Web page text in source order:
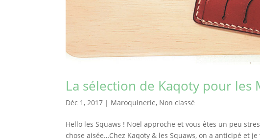
La sélection de Kaqoty pour les
Déc 1, 2017 | Maroquinerie, Non classé
Hello les Squaws ! Noël approche et vous êtes un peu
chose aisée…Chez Kaqoty & les Squaws, on a anticipé et